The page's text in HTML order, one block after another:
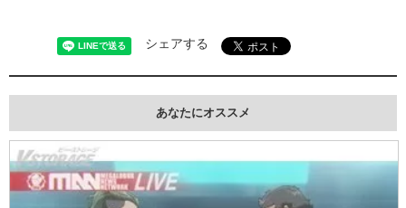
シェアする
あなたにオススメ